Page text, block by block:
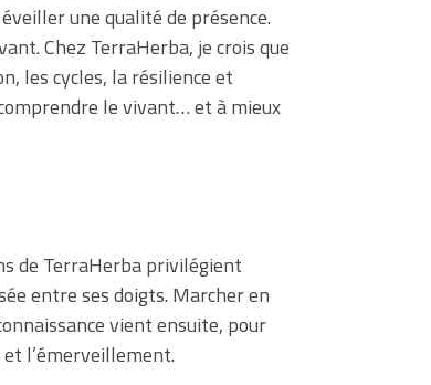
une qualité de présence.
Chez TerraHerba, je crois que
les cycles, la résilience et
le vivant… et à mieux
de TerraHerba privilégient
entre ses doigts. Marcher en
vient ensuite, pour
l’émerveillement.